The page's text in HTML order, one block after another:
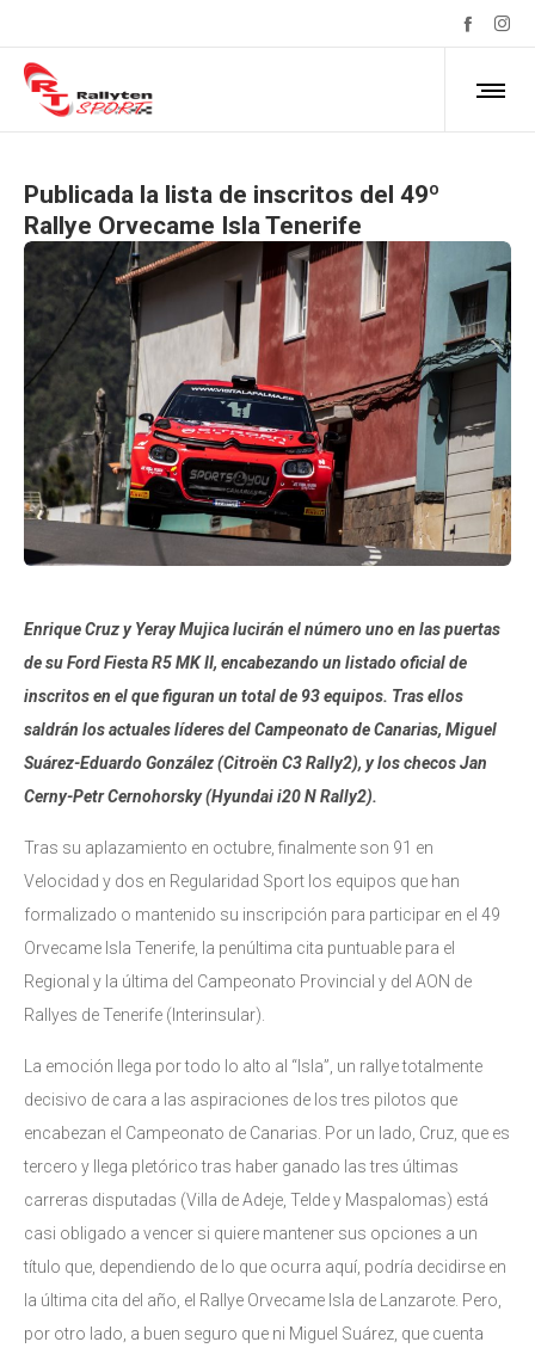
Publicada la lista de inscritos del 49º
Rallye Orvecame Isla Tenerife
Enrique Cruz y Yeray Mujica lucirán el número uno en las puertas
de su Ford Fiesta R5 MK II, encabezando un listado oficial de
inscritos en el que figuran un total de 93 equipos. Tras ellos
saldrán los actuales líderes del Campeonato de Canarias, Miguel
Suárez-Eduardo González (Citroën C3 Rally2), y los checos Jan
Cerny-Petr Cernohorsky (Hyundai i20 N Rally2).
Tras su aplazamiento en octubre, finalmente son 91 en
Velocidad y dos en Regularidad Sport los equipos que han
formalizado o mantenido su inscripción para participar en el 49
Orvecame Isla Tenerife, la penúltima cita puntuable para el
Regional y la última del Campeonato Provincial y del AON de
Rallyes de Tenerife (Interinsular).
La emoción llega por todo lo alto al “Isla”, un rallye totalmente
decisivo de cara a las aspiraciones de los tres pilotos que
encabezan el Campeonato de Canarias. Por un lado, Cruz, que es
tercero y llega pletórico tras haber ganado las tres últimas
carreras disputadas (Villa de Adeje, Telde y Maspalomas) está
casi obligado a vencer si quiere mantener sus opciones a un
título que, dependiendo de lo que ocurra aquí, podría decidirse en
la última cita del año, el Rallye Orvecame Isla de Lanzarote. Pero,
por otro lado, a buen seguro que ni Miguel Suárez, que cuenta